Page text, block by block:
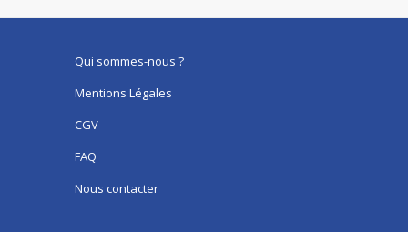
Qui sommes-nous ?
Mentions Légales
CGV
FAQ
Nous contacter